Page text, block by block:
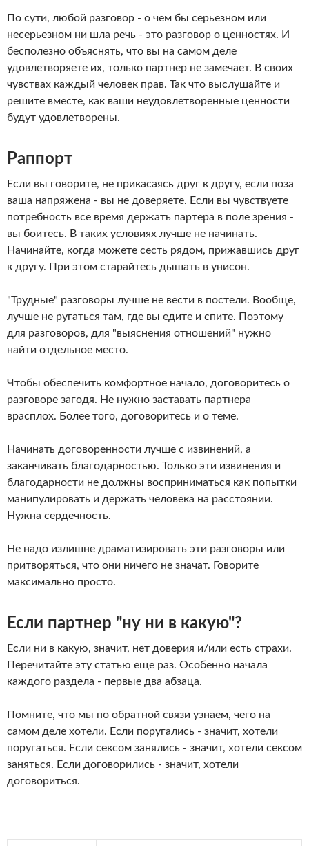
По сути, любой разговор - о чем бы серьезном или
несерьезном ни шла речь - это разговор о ценностях. И
бесполезно объяснять, что вы на самом деле
удовлетворяете их, только партнер не замечает. В своих
чувствах каждый человек прав. Так что выслушайте и
решите вместе, как ваши неудовлетворенные ценности
будут удовлетворены.
Раппорт
Если вы говорите, не прикасаясь друг к другу, если поза
ваша напряжена - вы не доверяете. Если вы чувствуете
потребность все время держать партера в поле зрения -
вы боитесь. В таких условиях лучше не начинать.
Начинайте, когда можете сесть рядом, прижавшись друг
к другу. При этом старайтесь дышать в унисон.
"Трудные" разговоры лучше не вести в постели. Вообще,
лучше не ругаться там, где вы едите и спите. Поэтому
для разговоров, для "выяснения отношений" нужно
найти отдельное место.
Чтобы обеспечить комфортное начало, договоритесь о
разговоре загодя. Не нужно заставать партнера
врасплох. Более того, договоритесь и о теме.
Начинать договоренности лучше с извинений, а
заканчивать благодарностью. Только эти извинения и
благодарности не должны восприниматься как попытки
манипулировать и держать человека на расстоянии.
Нужна сердечность.
Не надо излишне драматизировать эти разговоры или
притворяться, что они ничего не значат. Говорите
максимально просто.
Если партнер "ну ни в какую"?
Если ни в какую, значит, нет доверия и/или есть страхи.
Перечитайте эту статью еще раз. Особенно начала
каждого раздела - первые два абзаца.
Помните, что мы по обратной связи узнаем, чего на
самом деле хотели. Если поругались - значит, хотели
поругаться. Если сексом занялись - значит, хотели сексом
заняться. Если договорились - значит, хотели
договориться.